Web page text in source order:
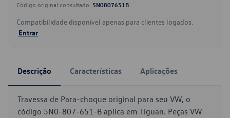
Código original consultado: 5N0807651B
Compatibilidade disponível apenas para clientes logados.
Entrar
Descrição Características Aplicações
Travessa de Para-choque original para seu VW, o
código 5N0-807-651-B aplica em Tiguan. Peças VW